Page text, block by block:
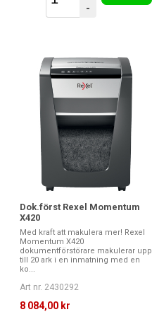
-
Dok.först Rexel Momentum
X420
Med kraft att makulera mer! Rexel
Momentum X420
dokumentförstörare makulerar upp
till 20 ark i en inmatning med en
ko...
Art nr. 2430292
8 084,00 kr